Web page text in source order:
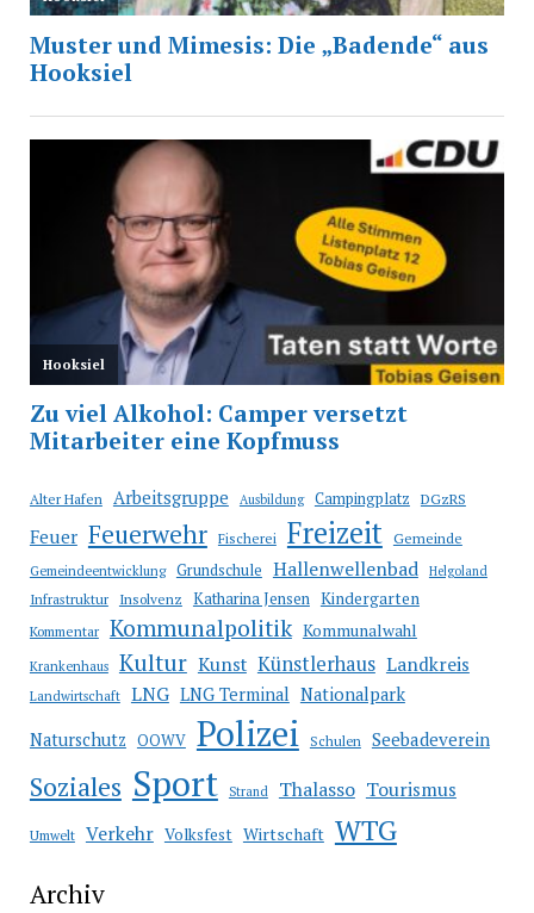
Alter Hafen Arbeitsgruppe Ausbildung Campingplatz DGzRS
Feuer Feuerwehr Fischerei Freizeit Gemeinde
Gemeindeentwicklung Grundschule Hallenwellenbad Helgoland
Infrastruktur Insolvenz Katharina Jensen Kindergarten
Kommentar Kommunalpolitik Kommunalwahl
Krankenhaus Kultur Kunst Künstlerhaus Landkreis
Landwirtschaft LNG LNG Terminal Nationalpark
Naturschutz OOWV Polizei Schulen Seebadeverein
Soziales Sport Strand Thalasso Tourismus
Umwelt Verkehr Volksfest Wirtschaft WTG
Archiv